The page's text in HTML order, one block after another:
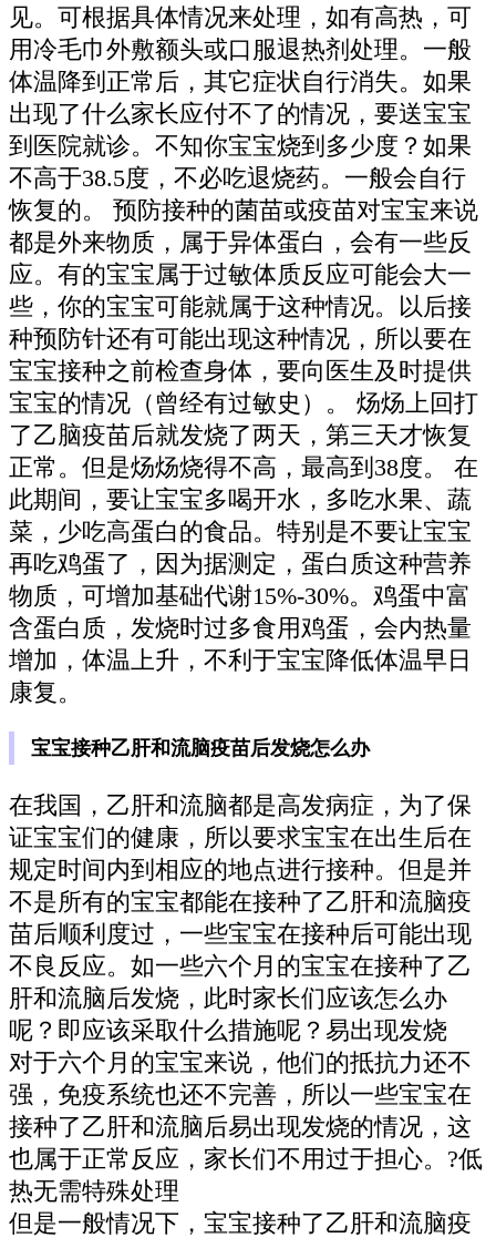
见。可根据具体情况来处理，如有高热，可
用冷毛巾外敷额头或口服退热剂处理。一般
体温降到正常后，其它症状自行消失。如果
出现了什么家长应付不了的情况，要送宝宝
到医院就诊。不知你宝宝烧到多少度？如果
不高于38.5度，不必吃退烧药。一般会自行
恢复的。 预防接种的菌苗或疫苗对宝宝来说
都是外来物质，属于异体蛋白，会有一些反
应。有的宝宝属于过敏体质反应可能会大一
些，你的宝宝可能就属于这种情况。以后接
种预防针还有可能出现这种情况，所以要在
宝宝接种之前检查身体，要向医生及时提供
宝宝的情况（曾经有过敏史）。 炀炀上回打
了乙脑疫苗后就发烧了两天，第三天才恢复
正常。但是炀炀烧得不高，最高到38度。 在
此期间，要让宝宝多喝开水，多吃水果、蔬
菜，少吃高蛋白的食品。特别是不要让宝宝
再吃鸡蛋了，因为据测定，蛋白质这种营养
物质，可增加基础代谢15%-30%。鸡蛋中富
含蛋白质，发烧时过多食用鸡蛋，会内热量
增加，体温上升，不利于宝宝降低体温早日
康复。
宝宝接种乙肝和流脑疫苗后发烧怎么办
在我国，乙肝和流脑都是高发病症，为了保
证宝宝们的健康，所以要求宝宝在出生后在
规定时间内到相应的地点进行接种。但是并
不是所有的宝宝都能在接种了乙肝和流脑疫
苗后顺利度过，一些宝宝在接种后可能出现
不良反应。如一些六个月的宝宝在接种了乙
肝和流脑后发烧，此时家长们应该怎么办
呢？即应该采取什么措施呢？易出现发烧
对于六个月的宝宝来说，他们的抵抗力还不
强，免疫系统也还不完善，所以一些宝宝在
接种了乙肝和流脑后易出现发烧的情况，这
也属于正常反应，家长们不用过于担心。?低
热无需特殊处理
但是一般情况下，宝宝接种了乙肝和流脑疫